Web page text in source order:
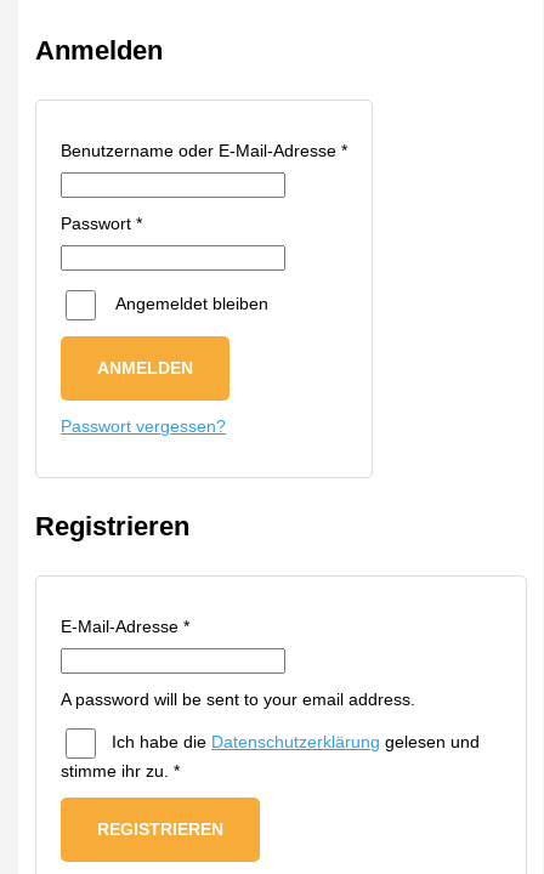
Anmelden
Benutzername oder E-Mail-Adresse*
Passwort*
Angemeldet bleiben
ANMELDEN
Passwort vergessen?
Registrieren
E-Mail-Adresse*
A password will be sent to your email address.
Ich habe die Datenschutzerklärung gelesen und
stimme ihr zu. *
REGISTRIEREN